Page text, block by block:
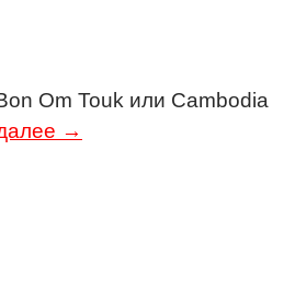
Om Touk или Cambodia
→